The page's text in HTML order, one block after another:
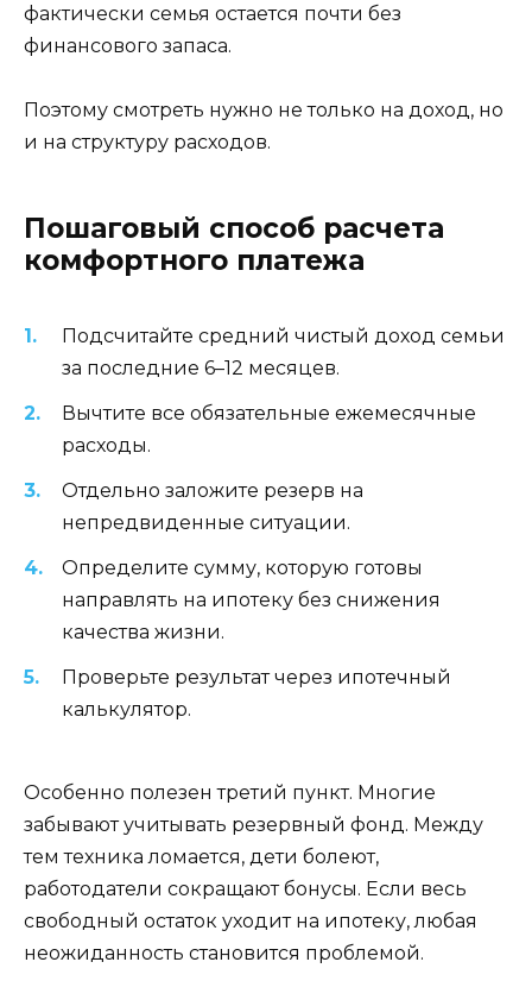
фактически семья остается почти без
финансового запаса.
Поэтому смотреть нужно не только на доход, но
и на структуру расходов.
Пошаговый способ расчета
комфортного платежа
Подсчитайте средний чистый доход семьи
за последние 6–12 месяцев.
Вычтите все обязательные ежемесячные
расходы.
Отдельно заложите резерв на
непредвиденные ситуации.
Определите сумму, которую готовы
направлять на ипотеку без снижения
качества жизни.
Проверьте результат через ипотечный
калькулятор.
Особенно полезен третий пункт. Многие
забывают учитывать резервный фонд. Между
тем техника ломается, дети болеют,
работодатели сокращают бонусы. Если весь
свободный остаток уходит на ипотеку, любая
неожиданность становится проблемой.